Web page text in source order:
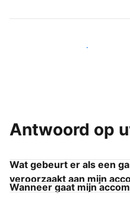
Word een van onze vele
Antwoord op
Wat gebeurt er als een
veroorzaakt aan mijn
Wanneer gaat mijn